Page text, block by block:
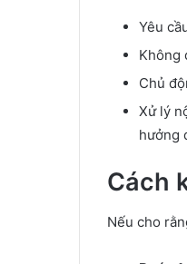
Yêu
Không
Chủ
Xử lý
hưởng
Cách
Nếu cho